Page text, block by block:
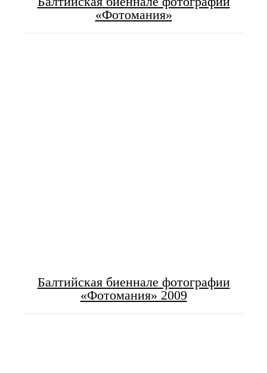
«Фотомания»
Балтийская биеннале фотографии
«Фотомания» 2009